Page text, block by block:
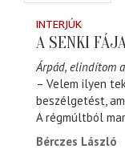
INTERJÚK
A SENKI
Árpád, elindítom
– Velem ilyen
beszélgetést,
A régmúltból
Bérczes László